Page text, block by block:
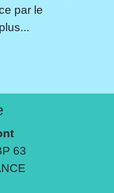
par le
63